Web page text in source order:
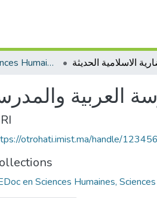
CEDoc en Sciences Humaines, Sciences Sociales et Sciences de l’Education
العربية
otrohati.imist.ma/handle/
en Sciences Humaines,